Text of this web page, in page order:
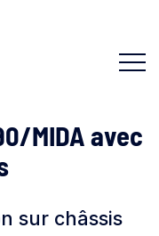
MIDA avec
sur châssis